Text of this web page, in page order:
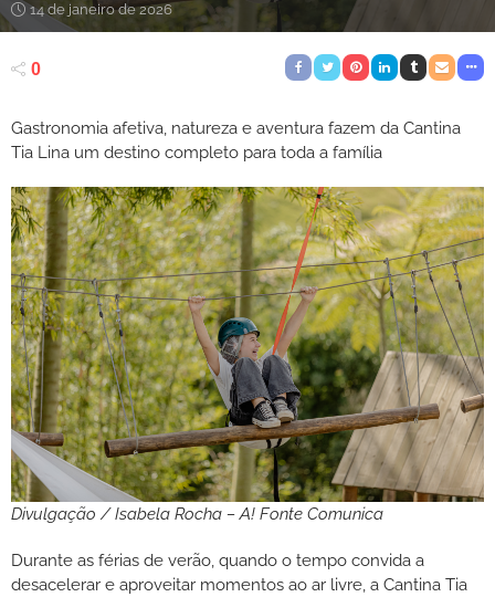
14 de janeiro de 2026
0
Gastronomia afetiva, natureza e aventura fazem da Cantina
Tia Lina um destino completo para toda a família
Divulgação / Isabela Rocha – A! Fonte Comunica
Durante as férias de verão, quando o tempo convida a
desacelerar e aproveitar momentos ao ar livre, a Cantina Tia